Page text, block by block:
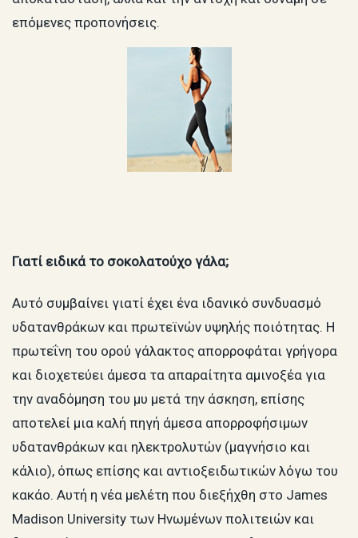
επόμενες προπονήσεις.
Γιατί ειδικά το σοκολατούχο γάλα;
Αυτό συμβαίνει γιατί έχει ένα ιδανικό συνδυασμό
υδατανθράκων και πρωτεϊνών υψηλής ποιότητας. Η
πρωτεΐνη του ορού γάλακτος απορροφάται γρήγορα
και διοχετεύει άμεσα τα απαραίτητα αμινοξέα για
την αναδόμηση του μυ μετά την άσκηση, επίσης
αποτελεί μια καλή πηγή άμεσα απορροφήσιμων
υδατανθράκων και ηλεκτρολυτών (μαγνήσιο και
κάλιο), όπως επίσης και αντιοξειδωτικών λόγω του
κακάο. Αυτή η νέα μελέτη που διεξήχθη στο James
Madison University των Ηνωμένων πολιτειών και